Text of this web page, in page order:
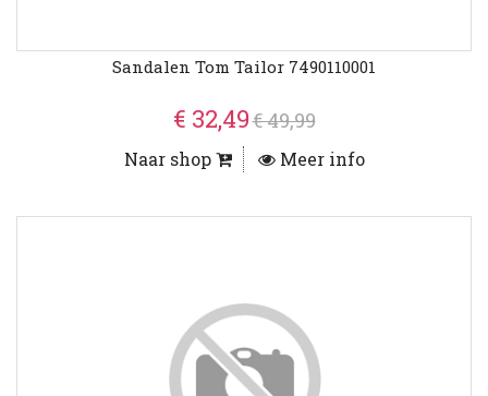
Sandalen Tom Tailor 7490110001
€ 32,49€ 49,99
Naar shop Meer info